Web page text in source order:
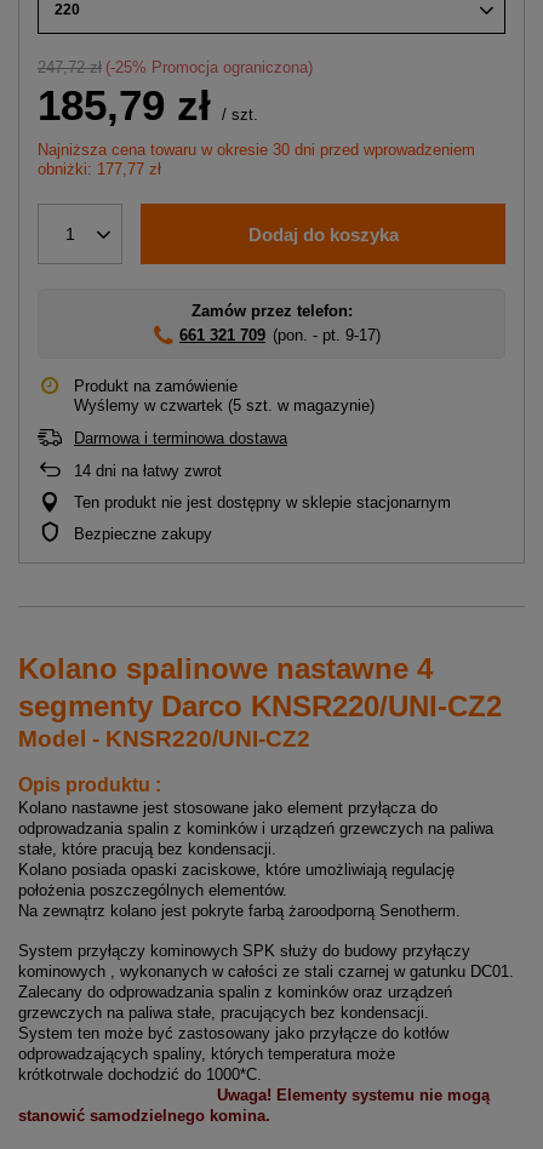
220
247,72 zł (-25% Promocja ograniczona)
185,79 zł / szt.
Najniższa cena towaru w okresie 30 dni przed wprowadzeniem
obniżki: 177,77 zł
1 Dodaj do koszyka
Zamów przez telefon:
661 321 709 (pon. - pt. 9-17)
Produkt na zamówienie
Wyślemy w czwartek (5 szt. w magazynie)
Darmowa i terminowa dostawa
14 dni na łatwy zwrot
Ten produkt nie jest dostępny w sklepie stacjonarnym
Bezpieczne zakupy
Kolano spalinowe nastawne 4
segmenty Darco KNSR220/UNI-CZ2
Model - KNSR220/UNI-CZ2
Opis produktu :
Kolano nastawne jest stosowane jako element przyłącza do
odprowadzania spalin z kominków i urządzeń grzewczych na paliwa
stałe, które pracują bez kondensacji.
Kolano posiada opaski zaciskowe, które umożliwiają regulację
położenia poszczególnych elementów.
Na zewnątrz kolano jest pokryte farbą żaroodporną Senotherm.
System przyłączy kominowych SPK służy do budowy przyłączy
kominowych , wykonanych w całości ze stali czarnej w gatunku DC01.
Zalecany do odprowadzania spalin z kominków oraz urządzeń
grzewczych na paliwa stałe, pracujących bez kondensacji.
System ten może być zastosowany jako przyłącze do kotłów
odprowadzających spaliny, których temperatura może
krótkotrwale dochodzić do 1000*C.
Uwaga! Elementy systemu nie mogą
stanowić samodzielnego komina.